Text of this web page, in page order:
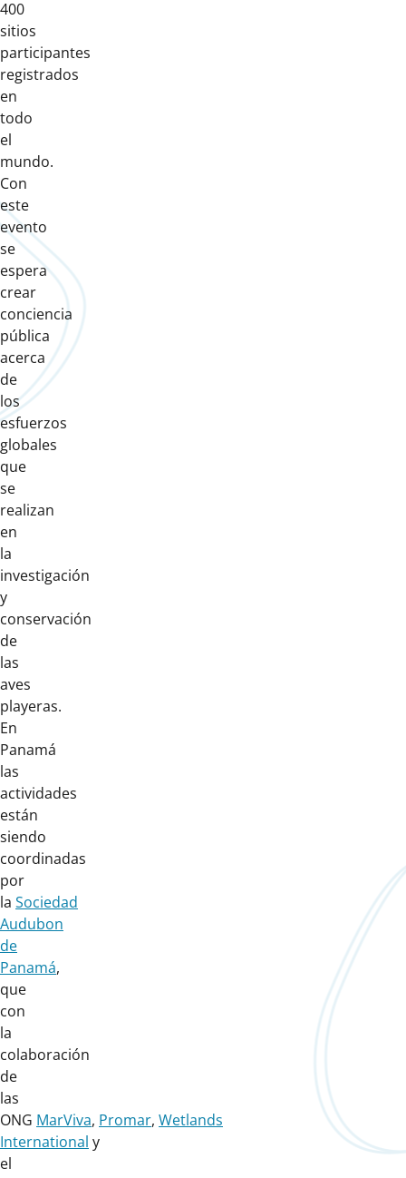
400
sitios
participantes
registrados
en
todo
el
mundo.
Con
este
evento
se
espera
crear
conciencia
pública
acerca
de
los
esfuerzos
globales
que
se
realizan
en
la
investigación
y
conservación
de
las
aves
playeras.
En
Panamá
las
actividades
están
siendo
coordinadas
por
la Sociedad
Audubon
de
Panamá,
que
con
la
colaboración
de
las
ONG MarViva, Promar, Wetlands
International y
el